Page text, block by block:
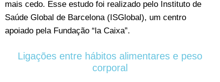
mais cedo. Esse estudo foi realizado pelo Instituto de
Saúde Global de Barcelona (ISGlobal), um centro
apoiado pela Fundação “la Caixa”.
Ligações entre hábitos alimentares e peso
corporal